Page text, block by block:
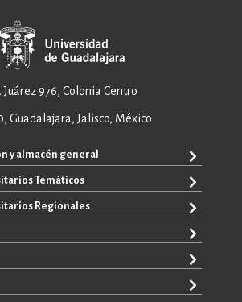
Juárez 976, Colonia Centro
Guadalajara, Jalisco, México
y almacén general
1433 6869
Temáticos
Regionales